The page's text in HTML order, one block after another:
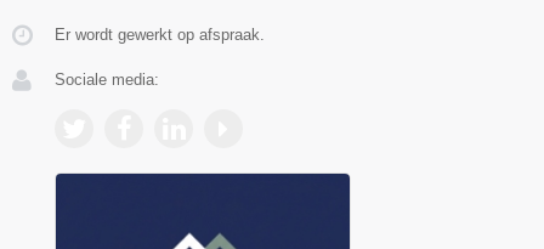
Er wordt gewerkt op afspraak.
Sociale media: